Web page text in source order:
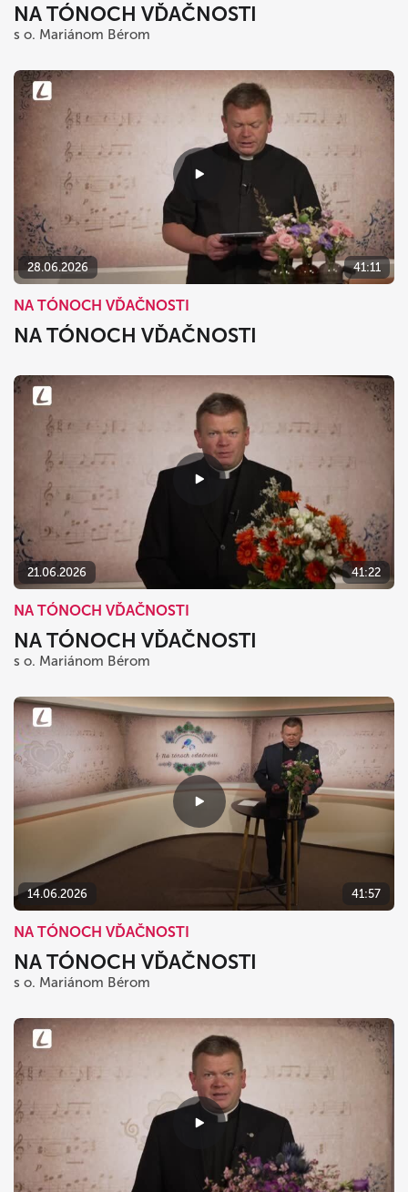
NA TÓNOCH VĎAČNOSTI
s o. Mariánom Bérom
28.06.2026 41:11
NA TÓNOCH VĎAČNOSTI
NA TÓNOCH VĎAČNOSTI
21.06.2026 41:22
NA TÓNOCH VĎAČNOSTI
NA TÓNOCH VĎAČNOSTI
s o. Mariánom Bérom
14.06.2026 41:57
NA TÓNOCH VĎAČNOSTI
NA TÓNOCH VĎAČNOSTI
s o. Mariánom Bérom